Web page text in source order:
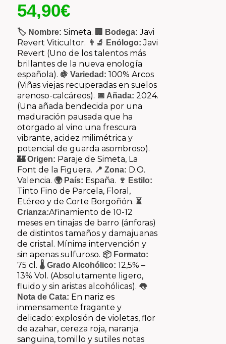
54,90€
🏷️ Nombre: Simeta. 🏢 Bodega: Javi
Revert Viticultor. 👨‍🔬 Enólogo: Javi
Revert (Uno de los talentos más
brillantes de la nueva enología
española). 🍇 Variedad: 100% Arcos
(Viñas viejas recuperadas en suelos
arenoso-calcáreos). 📅 Añada: 2024.
(Una añada bendecida por una
maduración pausada que ha
otorgado al vino una frescura
vibrante, acidez milimétrica y
potencial de guarda asombroso).
🏰 Origen: Paraje de Simeta, La
Font de la Figuera. 📍 Zona: D.O.
Valencia. 🌍 País: España. 🍷 Estilo:
Tinto Fino de Parcela, Floral,
Etéreo y de Corte Borgoñón. ⏳
Crianza:Afinamiento de 10-12
meses en tinajas de barro (ánforas)
de distintos tamaños y damajuanas
de cristal. Mínima intervención y
sin apenas sulfuroso. 📦 Formato:
75 cl. 🌡️ Grado Alcohólico: 12,5% –
13% Vol. (Absolutamente ligero,
fluido y sin aristas alcohólicas). 👅
Nota de Cata: En nariz es
inmensamente fragante y
delicado: explosión de violetas, flor
de azahar, cereza roja, naranja
sanguina, tomillo y sutiles notas